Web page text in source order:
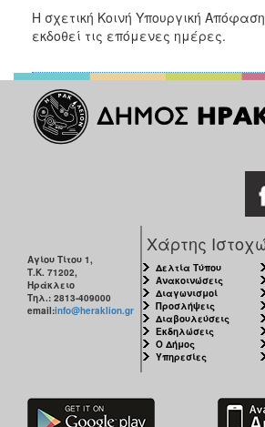
ΑΝΘΕΚΤΙΚΗ
ΠΟΛΗ
Η σχετική Κοινή Υπουργική
εκδοθεί τις επόμενες ημέρες.
Αγίου Τίτου 1,
Τ.Κ. 71202,
Ηράκλειο
Τηλ.: 2813-409000
email:info@heraklion.gr
Χάρτης
Δελτία Τύπου
Ανακοινώσεις
Διαγωνισμοί
Προσλήψεις
Διαβουλεύσεις
Εκδηλώσεις
Ο Δήμος
Υπηρεσίες